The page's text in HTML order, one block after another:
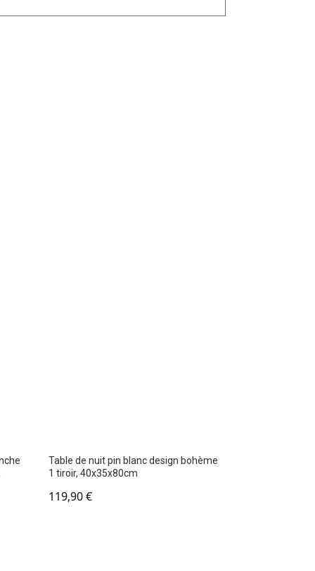
Table de nuit pin blanc design bohème
1 tiroir, 40x35x80cm
119,90€